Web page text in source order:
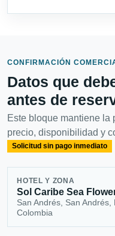
CONFIRMACIÓN
Datos que
antes de
Este bloque mantiene la
precio, disponibilidad y
Solicitud sin pago inmediato
HOTEL Y ZONA
Sol Caribe Sea
San Andrés, San Andrés,
Colombia